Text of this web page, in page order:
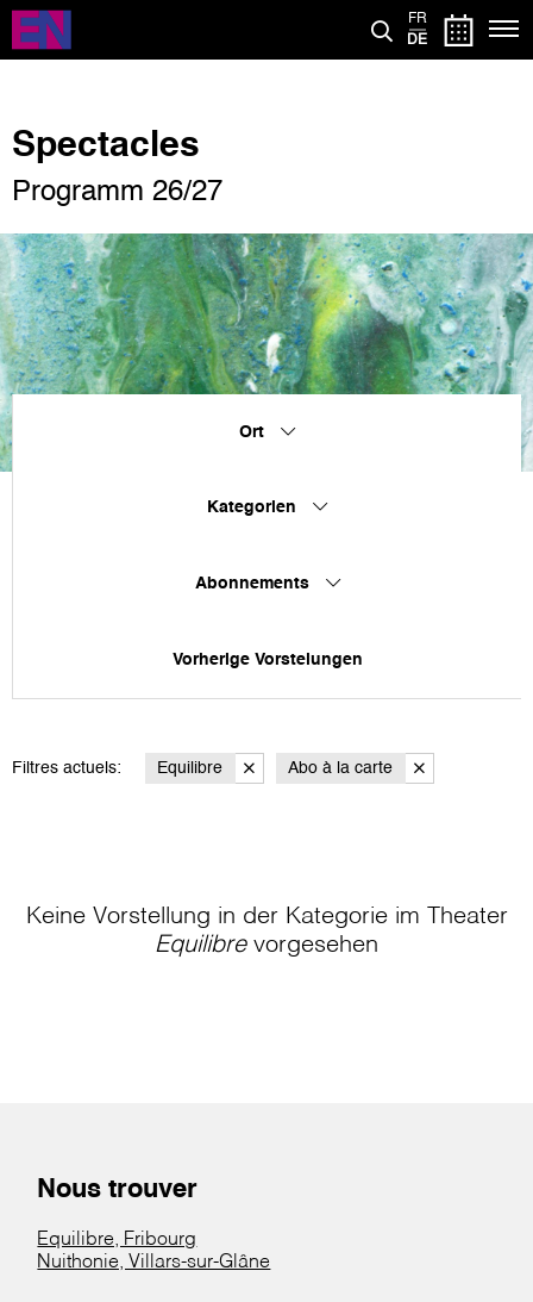
Direkt
zum
Inhalt
FR
DE
Spectacles
Programm 26/27
Ort
Kategorien
Abonnements
Vorherige Vorstelungen
Filtres actuels: Equilibre Abo à la carte
Keine Vorstellung in der Kategorie im Theater
Equilibrevorgesehen
Nous trouver
Equilibre, Fribourg
Nuithonie, Villars-sur-Glâne